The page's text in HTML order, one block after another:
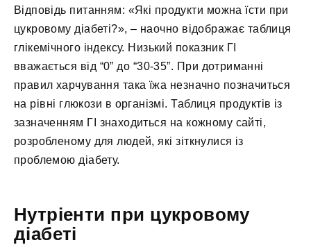
Відповідь питанням: «Які продукти можна їсти при
цукровому діабеті?», – наочно відображає таблиця
глікемічного індексу. Низький показник ГІ
вважається від “0” до “30-35”. При дотриманні
правил харчування така їжа незначно позначиться
на рівні глюкози в організмі. Таблиця продуктів із
зазначенням ГІ знаходиться на кожному сайті,
розробленому для людей, які зіткнулися із
проблемою діабету.
Нутріенти при цукровому
діабеті